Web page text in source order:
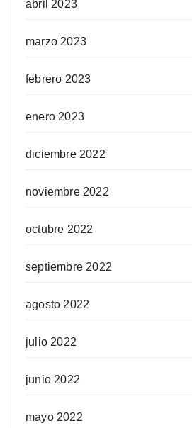
abril 2023
marzo 2023
febrero 2023
enero 2023
diciembre 2022
noviembre 2022
octubre 2022
septiembre 2022
agosto 2022
julio 2022
junio 2022
mayo 2022